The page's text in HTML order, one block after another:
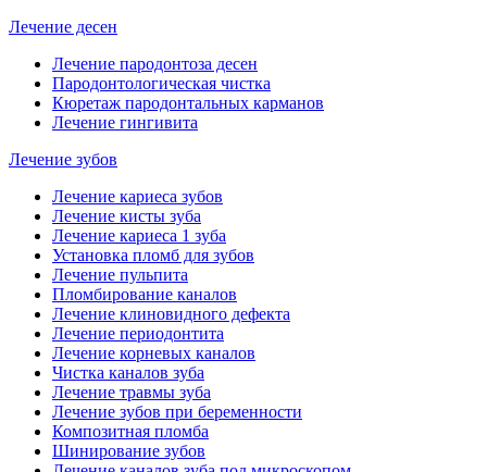
Лечение десен
Лечение пародонтоза десен
Пародонтологическая чистка
Кюретаж пародонтальных карманов
Лечение гингивита
Лечение зубов
Лечение кариеса зубов
Лечение кисты зуба
Лечение кариеса 1 зуба
Установка пломб для зубов
Лечение пульпита
Пломбирование каналов
Лечение клиновидного дефекта
Лечение периодонтита
Лечение корневых каналов
Чистка каналов зуба
Лечение травмы зуба
Лечение зубов при беременности
Композитная пломба
Шинирование зубов